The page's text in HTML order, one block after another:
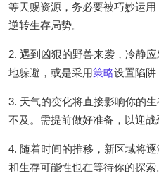
等天赐资源，务必要被巧妙运
逆转生存局势。
2. 遇到凶狠的野兽来袭，冷静
地躲避，或是采用策略设置陷阱
3. 天气的变化将直接影响你的
不及。需提前做好准备，以迎战
4. 随着时间的推移，新区域将
和生存可能性也在等待你的探索